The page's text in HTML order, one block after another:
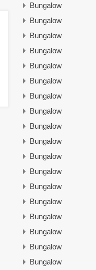
Bungalow
Bungalow
Bungalow
Bungalow
Bungalow
Bungalow
Bungalow
Bungalow
Bungalow
Bungalow
Bungalow
Bungalow
Bungalow
Bungalow
Bungalow
Bungalow
Bungalow
Bungalow